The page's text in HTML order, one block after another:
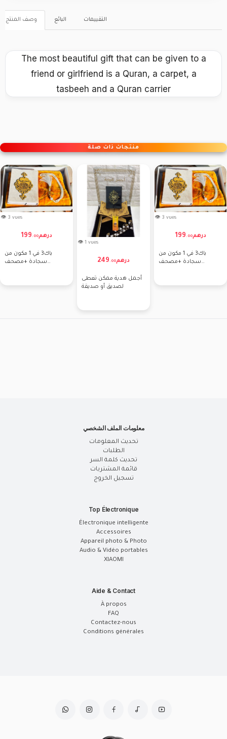
وصف المنتج البائع التقييمات
The most beautiful gift that can be given to a
friend or girlfriend is a Quran, a carpet, a
tasbeeh and a Quran carrier
منتجات ذات صلة
👁 3 vues
199 . 00درهم
باك3 في 1 مكون من
سجادة +مصحف
👁 1 vues
249 . 00درهم
أجمل هدية ممكن تعطى
لصديق أو صديقة
👁 3 vues
199 . 00درهم
باك3 في 1 مكون من
سجادة +مصحف
معلومات الملف الشخصي
تحديث المعلومات
الطلبات
تحديث كلمة السر
قائمة المشتريات
تسجيل الخروج
Top Électronique
Électronique intelligente
Accessoires
Appareil photo & Photo
Audio & Vidéo portables
XIAOMI
Aide & Contact
À propos
FAQ
Contactez-nous
Conditions générales